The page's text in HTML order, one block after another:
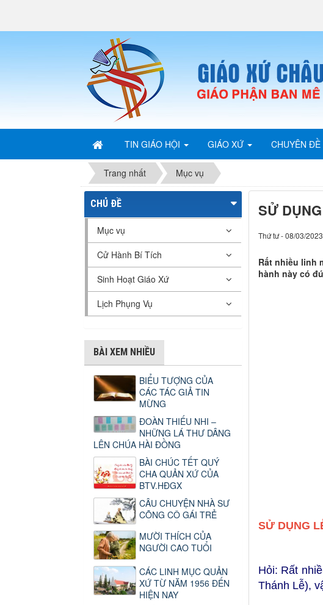
TIN GIÁO HỘI GIÁO XỨ CHUYÊN ĐỀ
Trang nhất Mục vụ
SỬ
Thứ tư - 08/03/
Rất nhiều linh
hành này có
SỬ DỤNG
Hỏi: Rất
Thánh Lễ),
CHỦ ĐỀ
Mục vụ
Cử Hành Bí Tích
Sinh Hoạt Giáo Xứ
Lịch Phụng Vụ
BÀI XEM NHIỀU
BIỂU TƯỢNG CỦA
CÁC TÁC GIẢ TIN
MỪNG
ĐOÀN THIẾU NHI –
NHỮNG LÁ THƯ DÂNG
LÊN CHÚA HÀI ĐỒNG
BÀI CHÚC TẾT QUÝ
CHA QUẢN XỨ CỦA
BTV.HĐGX
CÂU CHUYỆN NHÀ SƯ
CÕNG CÔ GÁI TRẺ
MƯỜI THÍCH CỦA
NGƯỜI CAO TUỔI
CÁC LINH MỤC QUẢN
XỨ TỪ NĂM 1956 ĐẾN
HIỆN NAY